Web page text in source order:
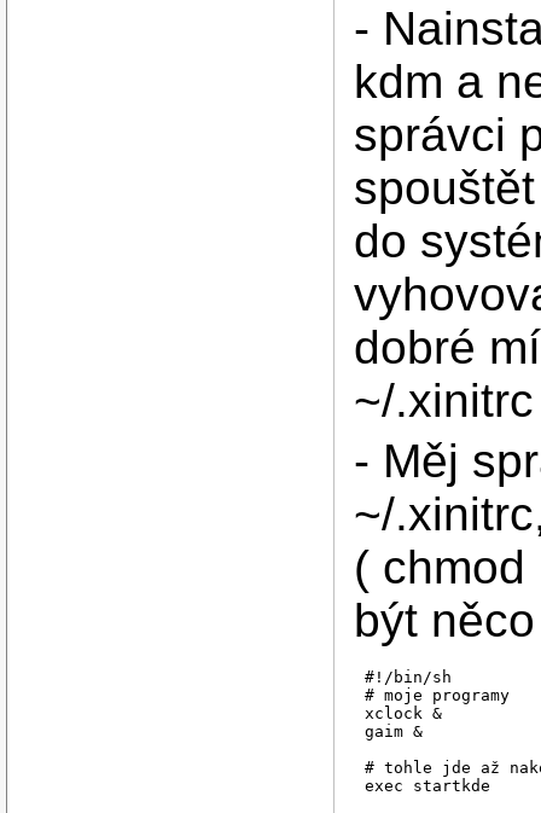
-
kdm a
správci
do
dobré
~/.xinitrc
- Měj
~/
(
být
#!/bin/sh
# moje programy
xclock &
gaim &
# tohle jde až